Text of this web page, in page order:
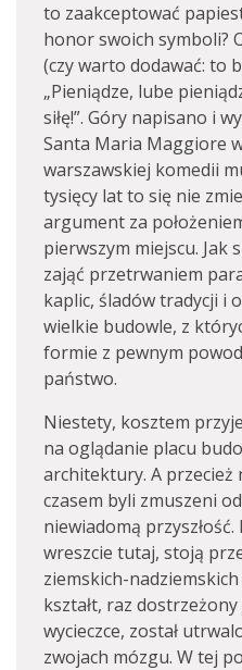
to zaakceptować
honor swoich symboli?
(czy warto dodawać: to
„Pieniądze, lube
siłę!”. Góry napisano i
Santa Maria Maggiore
warszawskiej komedii
tysięcy lat to się nie
argument za
pierwszym miejscu. Jak
zająć przetrwaniem
kaplic, śladów tradycji i
wielkie budowle, z
formie z pewnym
państwo.
Niestety, kosztem
na oglądanie placu
architektury. A przecież
czasem byli zmuszeni
niewiadomą
wreszcie tutaj, stoją
ziemskich-
kształt, raz
wycieczce, został
zwojach mózgu. W tej